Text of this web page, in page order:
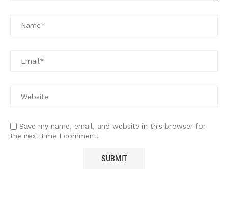
Save my name, email, and website in this browser for
the next time I comment.